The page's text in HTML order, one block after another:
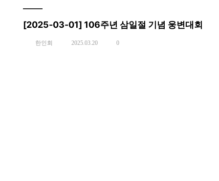
[2025-03-01] 106주년 삼일절 기념 웅변대회
한인회 2025.03.20 0